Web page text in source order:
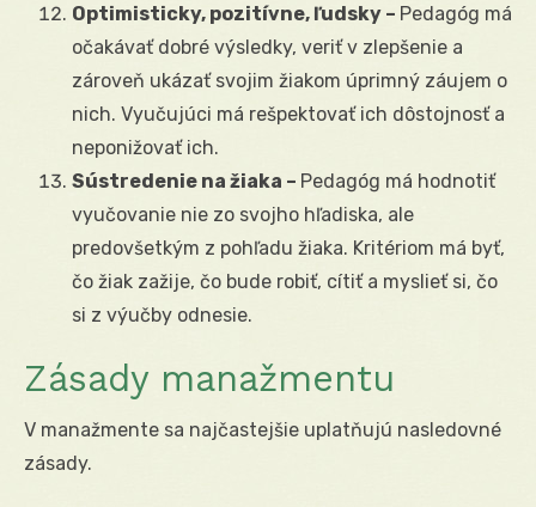
Optimisticky, pozitívne, ľudsky – Pedagóg má
očakávať dobré výsledky, veriť v zlepšenie a
zároveň ukázať svojim žiakom úprimný záujem o
nich. Vyučujúci má rešpektovať ich dôstojnosť a
neponižovať ich.
Sústredenie na žiaka – Pedagóg má hodnotiť
vyučovanie nie zo svojho hľadiska, ale
predovšetkým z pohľadu žiaka. Kritériom má byť,
čo žiak zažije, čo bude robiť, cítiť a myslieť si, čo
si z výučby odnesie.
Zásady manažmentu
V manažmente sa najčastejšie uplatňujú nasledovné
zásady.